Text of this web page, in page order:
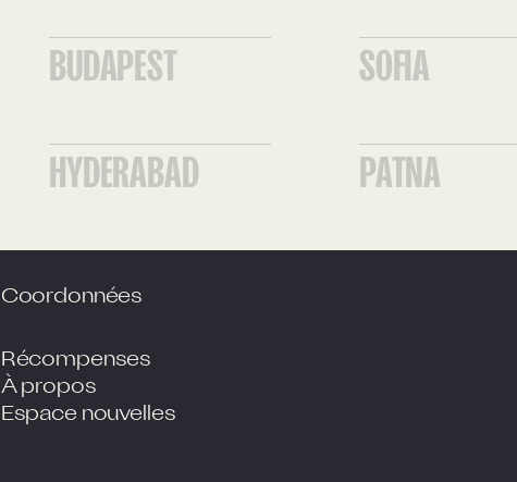
BUDAPEST SOFIA
HYDERABAD PATNA
Coordonnées
Récompenses
À propos
Espace nouvelles